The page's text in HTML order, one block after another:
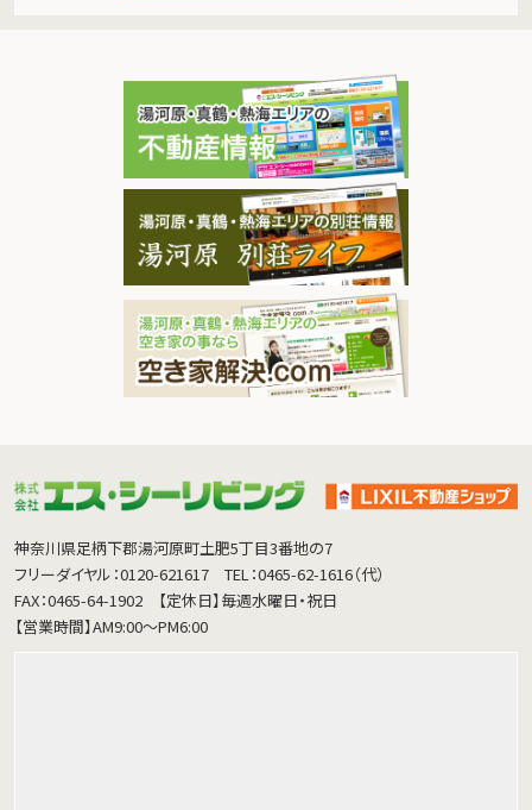
神奈川県足柄下郡湯河原町土肥5丁目3番地の7
フリーダイヤル：0120-621617
TEL：0465-62-1616（代）
FAX：0465-64-1902
【定休日】毎週水曜日・祝日
【営業時間】AM9:00～PM6:00